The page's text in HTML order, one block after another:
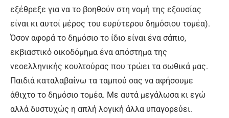
εξέθρεξε για να το βοηθούν στη νομή της εξουσίας
είναι κι αυτοί μέρος του ευρύτερου δημόσιου τομέα).
Όσον αφορά το δημόσιο το ίδιο είναι ένα σάπιο,
εκβιαστικό οικοδόμημα ένα απόστημα της
νεοελληνικής κουλτούρας που τρώει τα σωθικά μας.
Παιδιά καταλαβαίνω τα ταμπού σας να αφήσουμε
άθιχτο το δημόσιο τομέα. Με αυτά μεγάλωσα κι εγώ
αλλά δυστυχώς η απλή λογική άλλα υπαγορεύει.